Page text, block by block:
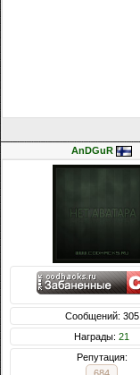
AnDGuR
Сообщений: 305
Награды: 21
Репутация: